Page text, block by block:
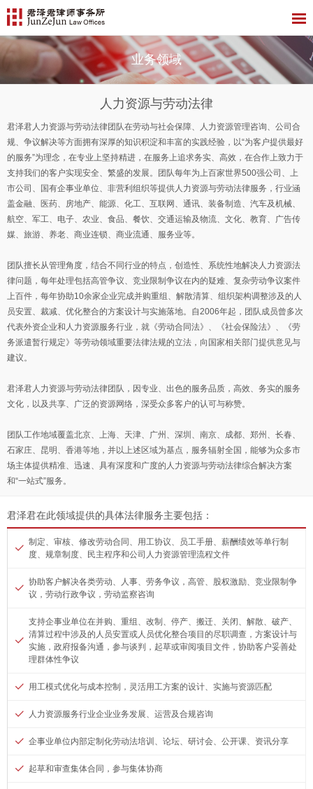
业务领域
人力资源与劳动法律
君泽君人力资源与劳动法律团队在劳动与社会保障、人力资源管理咨询、公司合
规、争议解决等方面拥有深厚的知识积淀和丰富的实践经验，以“为客户提供最好
的服务”为理念，在专业上坚持精进，在服务上追求务实、高效，在合作上致力于
支持我们的客户实现安全、繁盛的发展。团队每年为上百家世界500强公司、上
市公司、国有企事业单位、非营利组织等提供人力资源与劳动法律服务，行业涵
盖金融、医药、房地产、能源、化工、互联网、通讯、装备制造、汽车及机械、
航空、军工、电子、农业、食品、餐饮、交通运输及物流、文化、教育、广告传
媒、旅游、养老、商业连锁、商业流通、服务业等。
团队擅长从管理角度，结合不同行业的特点，创造性、系统性地解决人力资源法
律问题，每年处理包括高管争议、竞业限制争议在内的疑难、复杂劳动争议案件
上百件，每年协助10余家企业完成并购重组、解散清算、组织架构调整涉及的人
员安置、裁减、优化整合的方案设计与实施落地。自2006年起，团队成员曾多次
代表外资企业和人力资源服务行业，就《劳动合同法》、《社会保险法》、《劳
务派遣暂行规定》等劳动领域重要法律法规的立法，向国家相关部门提供意见与
建议。
君泽君人力资源与劳动法律团队，因专业、出色的服务品质，高效、务实的服务
文化，以及共享、广泛的资源网络，深受众多客户的认可与称赞。
团队工作地域覆盖北京、上海、天津、广州、深圳、南京、成都、郑州、长春、
石家庄、昆明、香港等地，并以上述区域为基点，服务辐射全国，能够为众多市
场主体提供精准、迅速、具有深度和广度的人力资源与劳动法律综合解决方案
和“一站式”服务。
君泽君在此领域提供的具体法律服务主要包括：
制定、审核、修改劳动合同、用工协议、员工手册、薪酬绩效等单行制
度、规章制度、民主程序和公司人力资源管理流程文件
协助客户解决各类劳动、人事、劳务争议，高管、股权激励、竞业限制争
议，劳动行政争议，劳动监察咨询
支持企事业单位在并购、重组、改制、停产、搬迁、关闭、解散、破产、
清算过程中涉及的人员安置或人员优化整合项目的尽职调查，方案设计与
实施，政府报备沟通，参与谈判，起草或审阅项目文件，协助客户妥善处
理群体性争议
用工模式优化与成本控制，灵活用工方案的设计、实施与资源匹配
人力资源服务行业企业业务发展、运营及合规咨询
企事业单位内部定制化劳动法培训、论坛、研讨会、公开课、资讯分享
起草和审查集体合同，参与集体协商